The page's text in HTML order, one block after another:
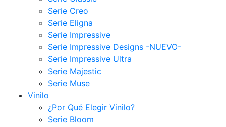
Serie Creo
Serie Eligna
Serie Impressive
Serie Impressive Designs -NUEVO-
Serie Impressive Ultra
Serie Majestic
Serie Muse
Vinilo
¿Por Qué Elegir Vinilo?
Serie Bloom